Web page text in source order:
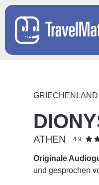
GRIECHENLAND
ATHEN 4.9
Originale
und gesprochen